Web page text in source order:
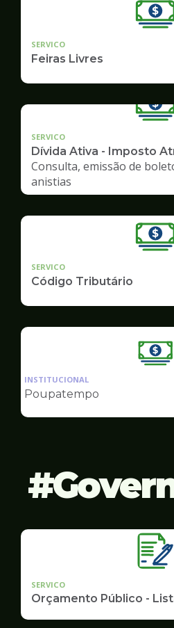
SERVICO
Feiras Livres
SERVICO
Dívida Ativa - Imposto
Consulta, emissão de
anistias
SERVICO
Código Tributário
INSTITUCIONAL
Poupatempo
SERVICO
Orçamento Público -